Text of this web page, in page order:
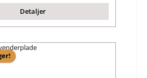
Detaljer